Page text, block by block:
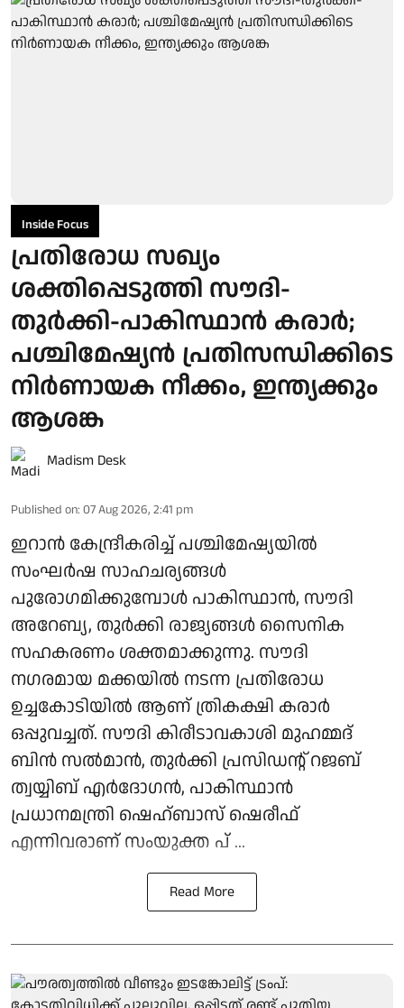
Inside Focus
പ്രതിരോധ സഖ്യം
ശക്തിപ്പെടുത്തി സൗദി-
തുര്‍ക്കി-പാകിസ്ഥാന്‍ കരാര്‍;
പശ്ചിമേഷ്യന്‍ പ്രതിസന്ധിക്കിടെ
നിര്‍ണായക നീക്കം, ഇന്ത്യക്കും
ആശങ്ക
Madism Desk
Published on: 07 Aug 2026, 2:41 pm
ഇറാന്‍ കേന്ദ്രീകരിച്ച് പശ്ചിമേഷ്യയില്‍
സംഘര്‍ഷ സാഹചര്യങ്ങള്‍
പുരോഗമിക്കുമ്പോള്‍ പാകിസ്ഥാന്‍, സൗദി
അറേബ്യ, തുര്‍ക്കി രാജ്യങ്ങള്‍ സൈനിക
സഹകരണം ശക്തമാക്കുന്നു. സൗദി
നഗരമായ മക്കയില്‍ നടന്ന പ്രതിരോധ
ഉച്ചകോടിയില്‍ ആണ് ത്രികക്ഷി കരാര്‍
ഒപ്പുവച്ചത്. സൗദി കിരീടാവകാശി മുഹമ്മദ്
ബിന്‍ സല്‍മാന്‍, തുര്‍ക്കി പ്രസിഡന്റ് റജബ്
ത്വയ്യിബ് എര്‍ദോഗന്‍, പാകിസ്ഥാന്‍
പ്രധാനമന്ത്രി ഷെഹ്ബാസ് ഷെരീഫ്
എന്നിവരാണ് സംയുക്ത പ് ...
Read More